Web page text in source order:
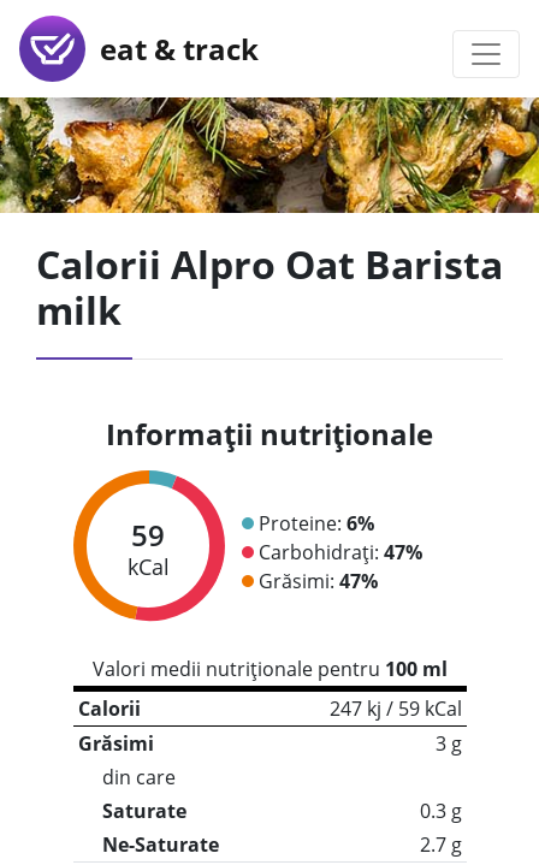
eat & track
Calorii Alpro Oat Barista
milk
Informații nutriționale
59
kCal
Proteine: 6%
Carbohidrați: 47%
Grăsimi: 47%
Valori medii nutriționale pentru 100 ml
Calorii
247 kj / 59 kCal
Grăsimi
3 g
din care
Saturate
0.3 g
Ne-Saturate
2.7 g